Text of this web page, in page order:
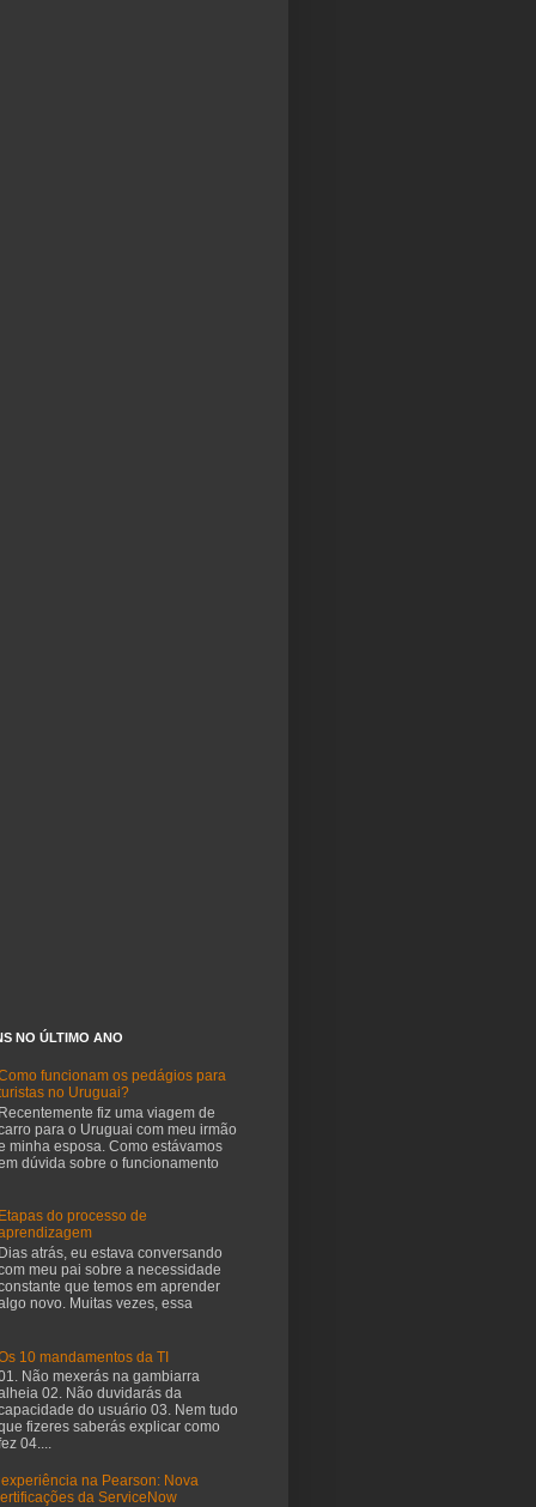
NO ÚLTIMO ANO
funcionam os pedágios para
no Uruguai?
Recentemente fiz uma viagem de
para o Uruguai com meu irmão
minha esposa. Como estávamos
dúvida sobre o funcionamento
Etapas do processo de
Dias atrás, eu estava conversando
meu pai sobre a necessidade
que temos em aprender
novo. Muitas vezes, essa
10 mandamentos da TI
Não mexerás na gambiarra
02. Não duvidarás da
do usuário 03. Nem tudo
fizeres saberás explicar como
04....
na Pearson: Nova
da ServiceNow